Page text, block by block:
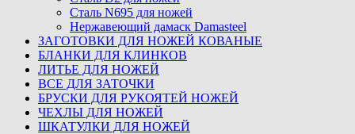
Сталь N695 для ножей
Нержавеющий дамаск Damasteel
ЗАГОТОВКИ ДЛЯ НОЖЕЙ КОВАНЫЕ
БЛАНКИ ДЛЯ КЛИНКОВ
ЛИТЬЕ ДЛЯ НОЖЕЙ
ВСЕ ДЛЯ ЗАТОЧКИ
БРУСКИ ДЛЯ РУКОЯТЕЙ НОЖЕЙ
ЧЕХЛЫ ДЛЯ НОЖЕЙ
ШКАТУЛКИ ДЛЯ НОЖЕЙ